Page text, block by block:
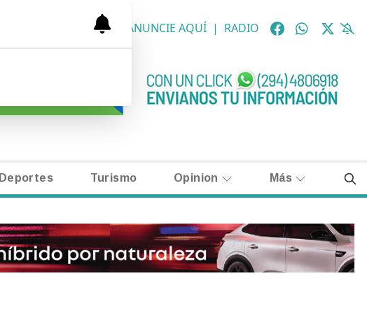
NECROLÓGICAS ANUNCIE AQUÍ | RADIO
Deportes Turismo Opinion Más